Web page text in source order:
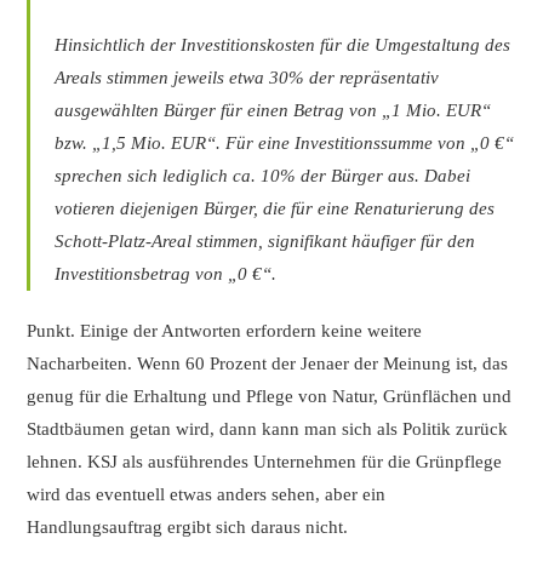
Hinsichtlich der Investitionskosten für die Umgestaltung des
Areals stimmen jeweils etwa30% der repräsentativ
ausgewählten Bürger für einen Betrag von „1 Mio. EUR“
bzw.
„1,5 Mio. EUR“. Für eine Investitionssumme von „0 €“
sprechen sich lediglich ca. 10% der Bürger aus. Dabei
votieren diejenigen Bürger, die für eine Renaturierung des
Schott-Platz-Areal stimmen, signifikant häufiger für den
Investitionsbetrag von „0 €“.
Punkt. Einige der Antworten erfordern keine weitere
Nacharbeiten. Wenn 60 Prozent der Jenaer der Meinung ist, das
genug für die Erhaltung und Pflege von Natur, Grünflächen und
Stadtbäumen getan wird, dann kann man sich als Politik zurück
lehnen. KSJ als ausführendes Unternehmen für die Grünpflege
wird das eventuell etwas anders sehen, aber ein
Handlungsauftrag ergibt sich daraus nicht.